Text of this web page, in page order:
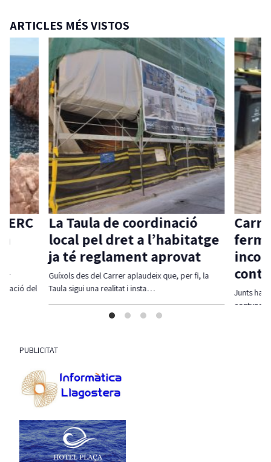
ARTICLES MÉS VISTOS
La Taula de coordinació
local pel dret a l’habitatge
ja té reglament aprovat
Guíxols des del Carrer aplaudeix que, per fi, la
Taula sigui una realitat i insta…
Junts ha
del
PUBLICITAT